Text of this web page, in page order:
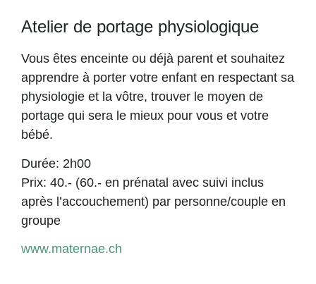
Atelier de portage physiologique
Vous êtes enceinte ou déjà parent et souhaitez
apprendre à porter votre enfant en respectant sa
physiologie et la vôtre, trouver le moyen de
portage qui sera le mieux pour vous et votre
bébé.
Durée: 2h00
Prix: 40.- (60.- en prénatal avec suivi inclus
après l’accouchement) par personne/couple en
groupe
www.maternae.ch